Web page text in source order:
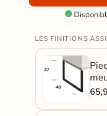

LES FINITIONS